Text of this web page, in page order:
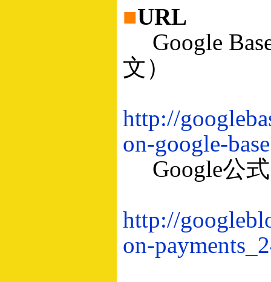
■URL
Google
文）
http://
on-google-
Google公式
http://
on-